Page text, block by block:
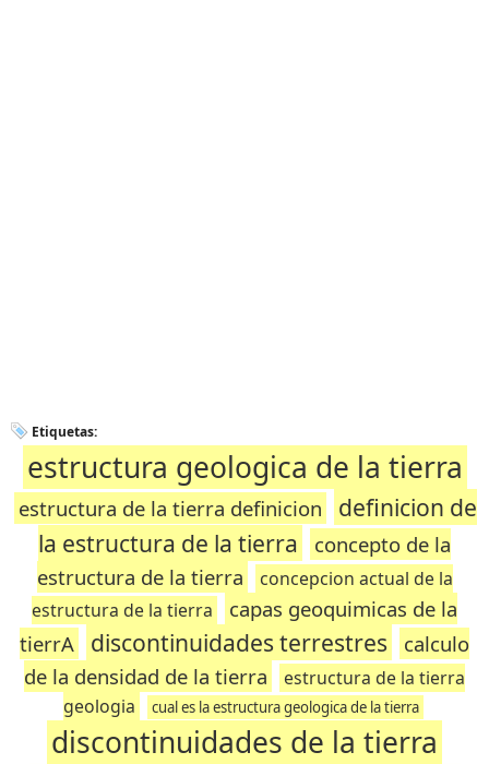
Etiquetas:
estructura geologica de la tierra
estructura de la tierra definicion
definicion de
la estructura de la tierra
concepto de la
estructura de la tierra
concepcion actual de la
estructura de la tierra
capas geoquimicas de la
tierrA
discontinuidades terrestres
calculo
de la densidad de la tierra
estructura de la tierra
geologia
cual es la estructura geologica de la tierra
discontinuidades de la tierra